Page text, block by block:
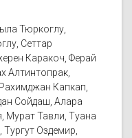
Тюркоглу,
Сеттар
Каракоч, Ферай
Алтинтопрак,
Капкап,
Сойдаш, Алара
Мурат Тавли, Туана
Тургут Оздемир,